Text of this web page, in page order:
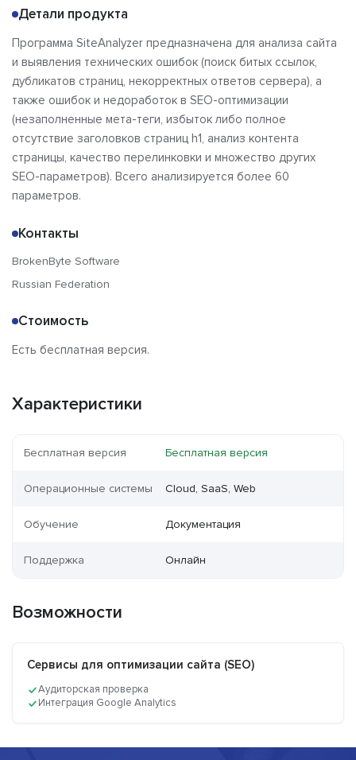
Детали продукта
Программа SiteAnalyzer предназначена для анализа сайта
и выявления технических ошибок (поиск битых ссылок,
дубликатов страниц, некорректных ответов сервера), а
также ошибок и недоработок в SEO-оптимизации
(незаполненные мета-теги, избыток либо полное
отсутствие заголовков страниц h1, анализ контента
страницы, качество перелинковки и множество других
SEO-параметров). Всего анализируется более 60
параметров.
Контакты
BrokenByte Software
Russian Federation
Стоимость
Есть бесплатная версия.
Характеристики
Бесплатная версия Бесплатная версия
Операционные системы Cloud, SaaS, Web
Обучение Документация
Поддержка Онлайн
Возможности
Сервисы для оптимизации сайта (SEO)
Аудиторская проверка
Интеграция Google Analytics